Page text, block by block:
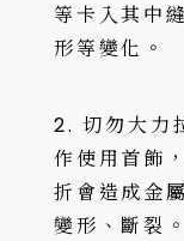
等卡入其中
形等變化。
2. 切勿大力
作使用首飾
折會造成金
變形、斷裂。